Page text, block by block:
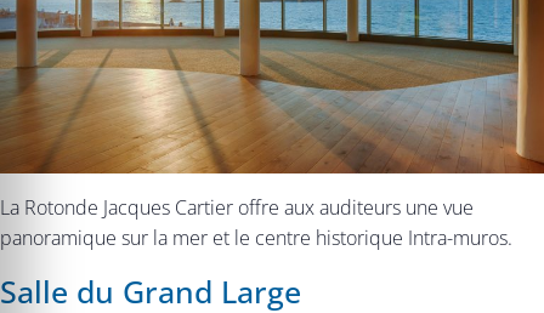
La Rotonde Jacques Cartier offre aux auditeurs une vue
panoramique sur la mer et le centre historique Intra-muros.
Salle du Grand Large